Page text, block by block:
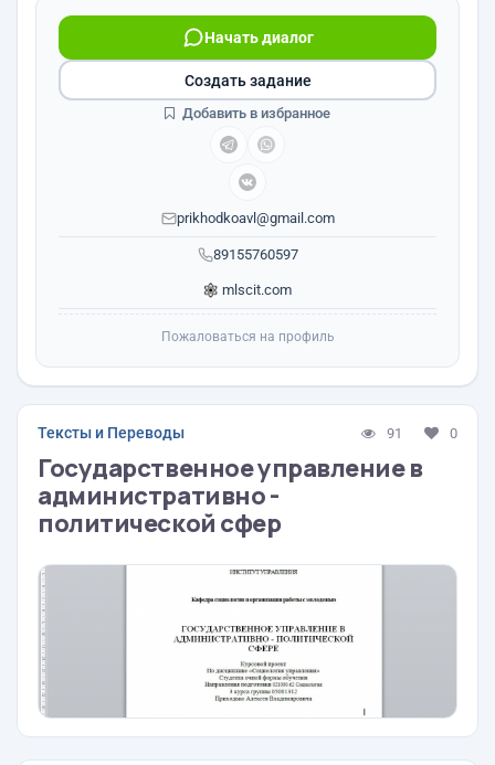
89155760597
Начать диалог
prikhodkoavl@gmail.com
mlscit.com
Создать задание
Добавить в избранное
Пожаловаться на профиль
Тексты и Переводы 91 0
Государственное управление в
административно -
политической сфер